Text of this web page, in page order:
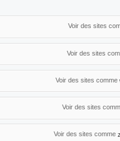
Voir des sites
Voir des sites
Voir des sites comme
Voir des sites
Voir des sites comme